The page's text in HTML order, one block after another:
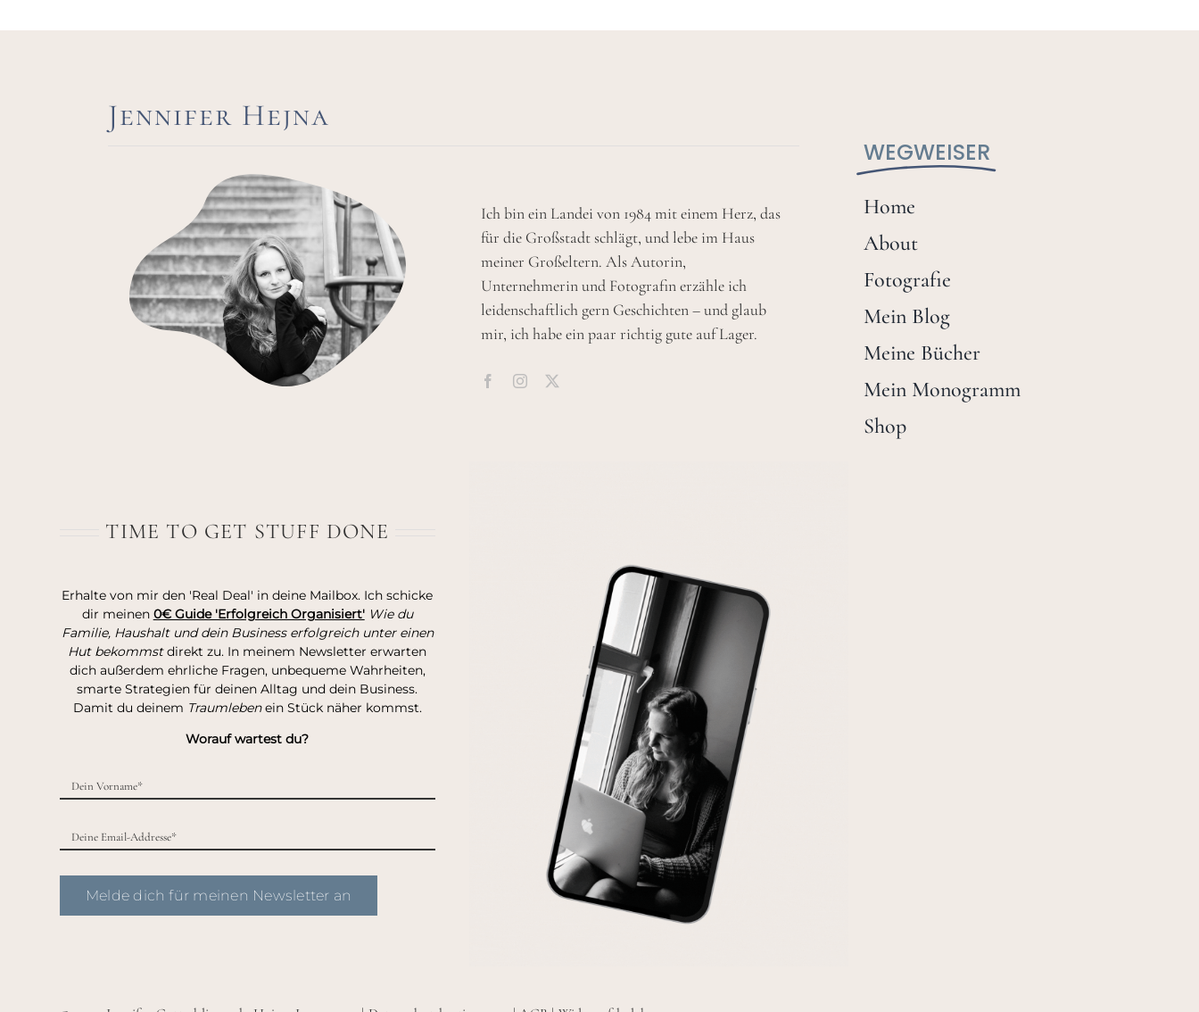
Jennifer Hejna
Ich bin ein Landei von 1984 mit einem Herz, das
für die Großstadt schlägt, und lebe im Haus
meiner Großeltern. Als Autorin,
Unternehmerin und Fotografin erzähle ich
leidenschaftlich gern Geschichten – und glaub
mir, ich habe ein paar richtig gute auf Lager.
WEGWEISER
Home
About
Fotografie
Mein Blog
Meine Bücher
Mein Monogramm
Shop
TIME TO GET STUFF DONE
Erhalte von mir den 'Real Deal' in deine Mailbox. Ich schicke
dir meinen 0€ Guide 'Erfolgreich Organisiert' Wie du
Familie, Haushalt und dein Business erfolgreich unter einen
Hut bekommstdirekt zu. In meinem Newsletter erwarten
dich außerdem ehrliche Fragen, unbequeme Wahrheiten,
smarte Strategien für deinen Alltag und dein Business.
Damit du deinem Traumlebenein Stück näher kommst.
Worauf wartest du?
Melde dich für meinen Newsletter an